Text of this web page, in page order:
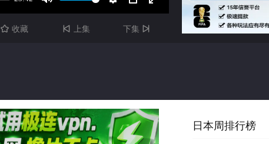
 收藏  上集 下集 
2024日本周排行榜